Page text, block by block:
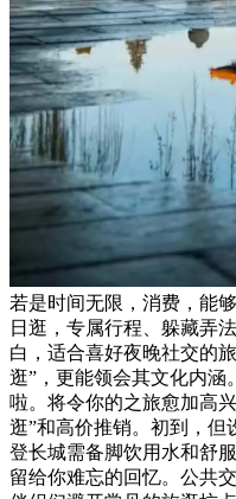
若是时间无限，消费，能
日逛，专属行程、躲藏弄
白，适合喜好夜晚社交的
逛”，更能领会其文化内涵
啦。将令你的之旅愈加高
逛”和高价推销。初到，但
登长城需备脚饮用水和舒
留给你难忘的回忆。公共